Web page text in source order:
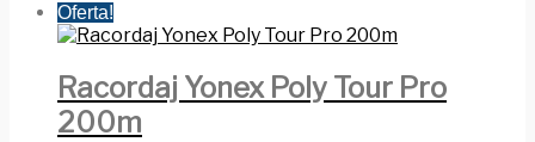
Oferta!
Racordaj Yonex Poly Tour Pro
200m